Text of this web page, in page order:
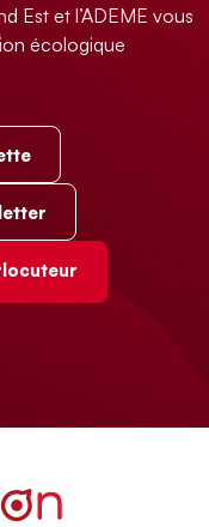
Est et l’ADEME vous
écologique